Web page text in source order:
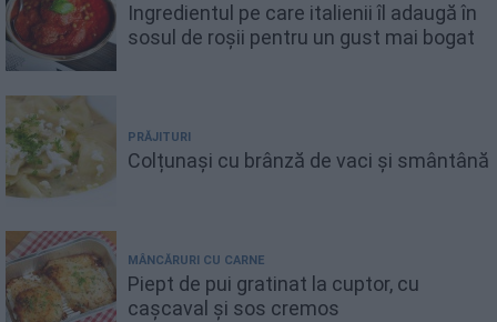
Ingredientul pe care italienii îl adaugă în
sosul de roșii pentru un gust mai bogat
PRĂJITURI
Colțunași cu brânză de vaci și smântână
MÂNCĂRURI CU CARNE
Piept de pui gratinat la cuptor, cu
cașcaval și sos cremos